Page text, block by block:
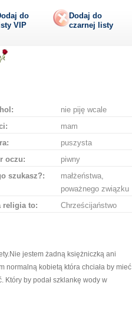
do
VIP
Dodaj do
czarnej listy
nie piję wcale
mam
puszysta
oczu:
piwny
szukasz?:
małżeństwa,
poważnego związku
religia to:
Chrześcijaństwo
jestem żadną księżniczką ani
normalną kobietą która chciała by mieć
Który by podał szklankę wody w